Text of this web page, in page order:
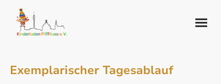
Exemplarischer Tagesablauf